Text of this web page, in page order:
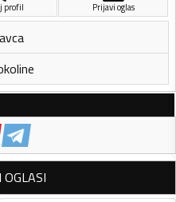
profil Prijavi oglas
OGLASI